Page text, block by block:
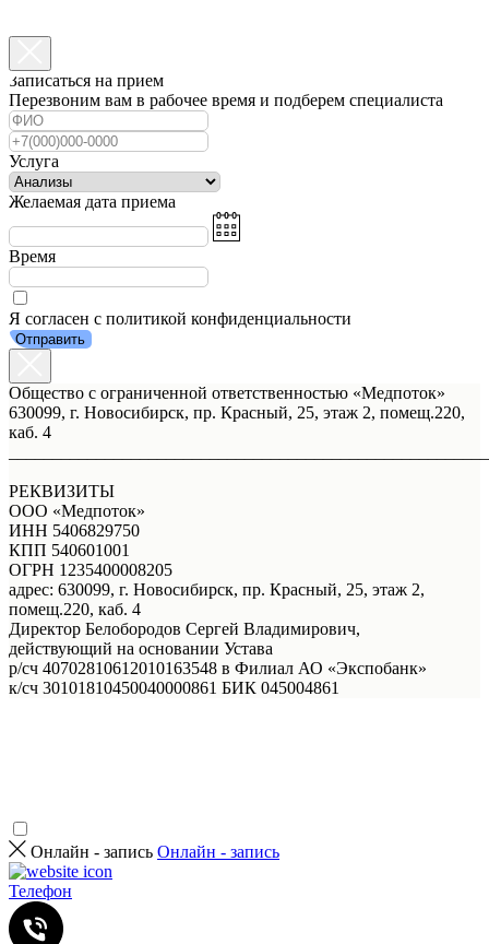
Записаться на прием
Перезвоним вам в рабочее время и подберем специалиста
Услуга
Желаемая дата приема
Время
Я согласен с политикой конфиденциальности
Отправить
Общество с ограниченной ответственностью «Медпоток»
630099, г. Новосибирск, пр. Красный, 25, этаж 2, помещ.220,
каб. 4
РЕКВИЗИТЫ
ООО «Медпоток»
ИНН 5406829750
КПП 540601001
ОГРН 1235400008205
адрес: 630099, г. Новосибирск, пр. Красный, 25, этаж 2,
помещ.220, каб. 4
Директор Белобородов Сергей Владимирович,
действующий на основании Устава
р/сч 40702810612010163548 в Филиал АО «Экспобанк»
к/сч 30101810450040000861 БИК 045004861
Онлайн - запись Онлайн - запись
Телефон